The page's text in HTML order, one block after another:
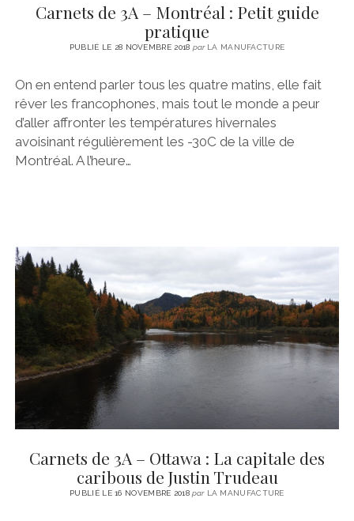
Carnets de 3A – Montréal : Petit guide
pratique
PUBLIÉ LE 28 NOVEMBRE 2018 parLA MANUFACTURE
On en entend parler tous les quatre matins, elle fait
rêver les francophones, mais tout le monde a peur
d’aller affronter les températures hivernales
avoisinant régulièrement les -30C de la ville de
Montréal. A l’heure…
Carnets de 3A – Ottawa : La capitale des
caribous de Justin Trudeau
PUBLIÉ LE 16 NOVEMBRE 2018parLA MANUFACTURE